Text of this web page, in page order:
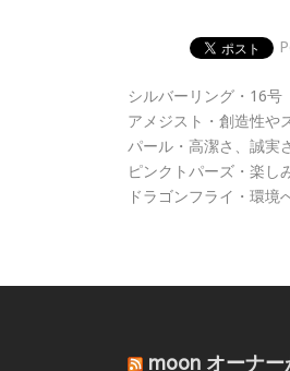
シルバーリング・16号
アメジスト・創造性や
パール・高潔さ、誠実
ピンクトパーズ・楽し
ドラゴンフライ・環境
moon オーナ